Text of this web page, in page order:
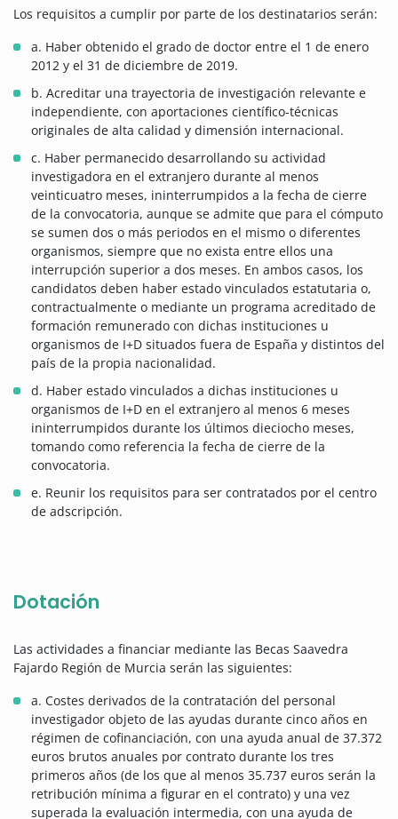
Los requisitos a cumplir por parte de los destinatarios serán:
a. Haber obtenido el grado de doctor entre el 1 de enero
2012 y el 31 de diciembre de 2019.
b. Acreditar una trayectoria de investigación relevante e
independiente, con aportaciones científico-técnicas
originales de alta calidad y dimensión internacional.
c. Haber permanecido desarrollando su actividad
investigadora en el extranjero durante al menos
veinticuatro meses, ininterrumpidos a la fecha de cierre
de la convocatoria, aunque se admite que para el cómputo
se sumen dos o más periodos en el mismo o diferentes
organismos, siempre que no exista entre ellos una
interrupción superior a dos meses. En ambos casos, los
candidatos deben haber estado vinculados estatutaria o,
contractualmente o mediante un programa acreditado de
formación remunerado con dichas instituciones u
organismos de I+D situados fuera de España y distintos del
país de la propia nacionalidad.
d. Haber estado vinculados a dichas instituciones u
organismos de I+D en el extranjero al menos 6 meses
ininterrumpidos durante los últimos dieciocho meses,
tomando como referencia la fecha de cierre de la
convocatoria.
e. Reunir los requisitos para ser contratados por el centro
de adscripción.
Dotación
Las actividades a financiar mediante las Becas Saavedra
Fajardo Región de Murcia serán las siguientes:
a. Costes derivados de la contratación del personal
investigador objeto de las ayudas durante cinco años en
régimen de cofinanciación, con una ayuda anual de 37.372
euros brutos anuales por contrato durante los tres
primeros años (de los que al menos 35.737 euros serán la
retribución mínima a figurar en el contrato) y una vez
superada la evaluación intermedia, con una ayuda de